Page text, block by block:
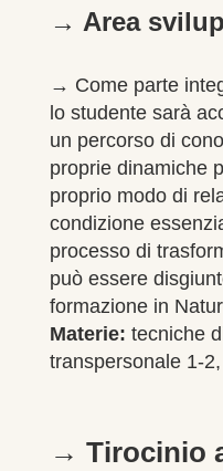
→ Area
→ Come parte
lo studente sarà
un percorso di
proprie dinamiche
proprio modo di
condizione
processo di
può essere
formazione in
Materie: tecniche
transpersonale 1-
→ Tirocinio